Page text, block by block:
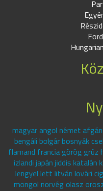
magyar angol német
bengáli bolgár bosnyák
flamand francia görög grúz
izlandi japán jiddis katalán
lengyel lett litván lovári
mongol norvég olasz